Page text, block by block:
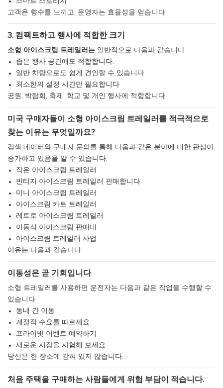
고객은 향수를 느끼고, 운영자는 효율성을 얻습니다.
3. 컴팩트하고 행사에 적합한 크기
소형 아이스크림 트레일러는 일반적으로 다음과 같습니다.
좁은 행사 공간에도 적합합니다.
일반 차량으로도 쉽게 견인할 수 있습니다.
최소한의 설정 시간만 필요합니다
공원, 박람회, 축제, 학교 및 개인 행사에 적합합니다.
미국 구매자들이 소형 아이스크림 트레일러를 적극적으로
찾는 이유는 무엇일까요?
검색 데이터와 구매자 문의를 통해 다음과 같은 분야에 대한 관심이
증가하고 있음을 알 수 있습니다.
작은 아이스크림 트레일러
빈티지 아이스크림 트레일러 판매합니다
미니 아이스크림 트레일러
아이스크림 카트 트레일러
레트로 아이스크림 트레일러
이동식 아이스크림 판매대
아이스크림 트레일러 사업
이유는 다음과 같습니다.
이동성은 곧 기회입니다
소형 트레일러를 사용하면 운전자는 다음과 같은 작업을 수행할 수
있습니다.
동네 간 이동
계절적 수요를 따르세요
프라이빗 이벤트 예약하기
새로운 시장을 시험해 보세요
당신은 한 장소에 갇혀 있지 않습니다.
처음 주택을 구매하는 사람들에게 위험 부담이 적습니다.